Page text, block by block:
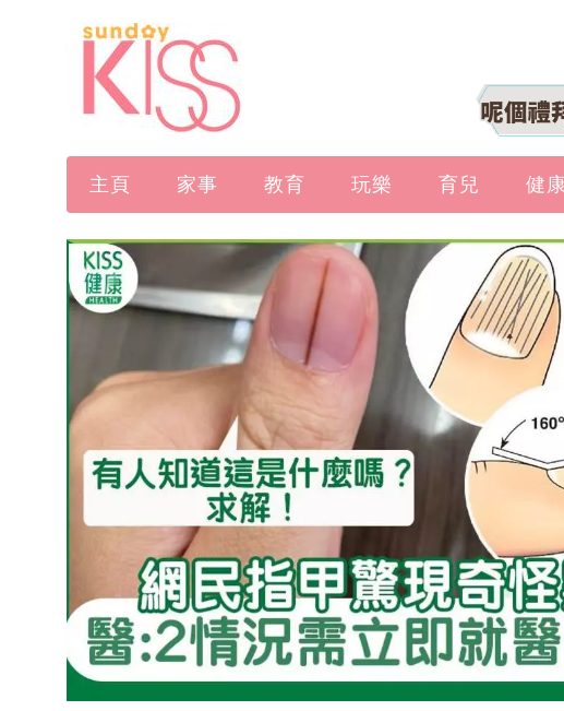
主頁 家事 教育 玩樂 育兒 健康